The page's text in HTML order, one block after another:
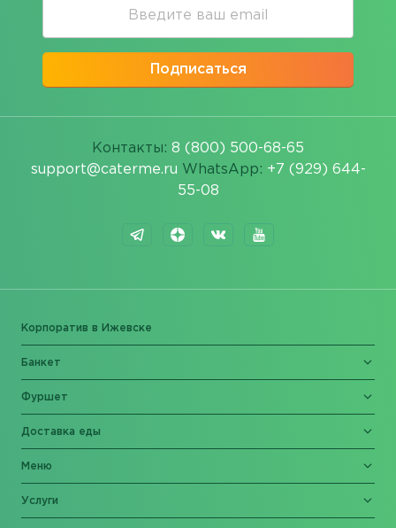
Подписаться
Контакты: 8 (800) 500-68-65
support@caterme.ru WhatsApp: +7 (929) 644-
55-08
Корпоратив в Ижевске
Банкет
Фуршет
Доставка еды
Меню
Услуги